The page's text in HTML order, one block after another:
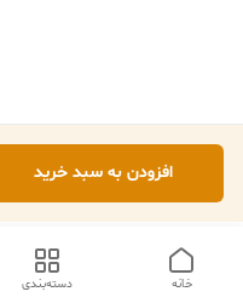
افزودن به سبد خرید
دسته‌بندی خانه